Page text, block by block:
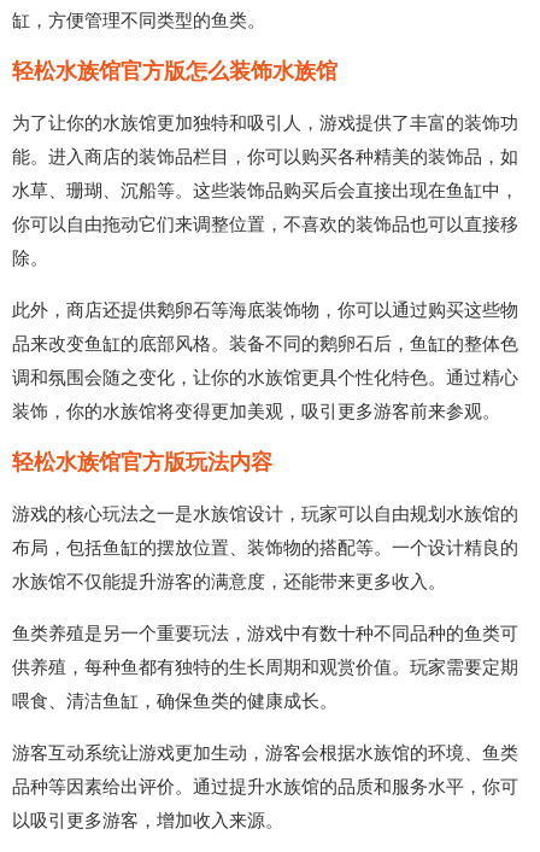
缸，方便管理不同类型的鱼类。
轻松水族馆官方版怎么装饰水族馆
为了让你的水族馆更加独特和吸引人，游戏提供了丰富的装饰功
能。进入商店的装饰品栏目，你可以购买各种精美的装饰品，如
水草、珊瑚、沉船等。这些装饰品购买后会直接出现在鱼缸中，
你可以自由拖动它们来调整位置，不喜欢的装饰品也可以直接移
除。
此外，商店还提供鹅卵石等海底装饰物，你可以通过购买这些物
品来改变鱼缸的底部风格。装备不同的鹅卵石后，鱼缸的整体色
调和氛围会随之变化，让你的水族馆更具个性化特色。通过精心
装饰，你的水族馆将变得更加美观，吸引更多游客前来参观。
轻松水族馆官方版玩法内容
游戏的核心玩法之一是水族馆设计，玩家可以自由规划水族馆的
布局，包括鱼缸的摆放位置、装饰物的搭配等。一个设计精良的
水族馆不仅能提升游客的满意度，还能带来更多收入。
鱼类养殖是另一个重要玩法，游戏中有数十种不同品种的鱼类可
供养殖，每种鱼都有独特的生长周期和观赏价值。玩家需要定期
喂食、清洁鱼缸，确保鱼类的健康成长。
游客互动系统让游戏更加生动，游客会根据水族馆的环境、鱼类
品种等因素给出评价。通过提升水族馆的品质和服务水平，你可
以吸引更多游客，增加收入来源。